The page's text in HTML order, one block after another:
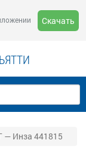
Скачать
— Инза 441815